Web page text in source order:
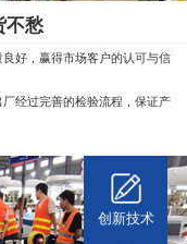
不愁
好，赢得市场客户的认可与信
经过完善的检验流程，保证产
创新技术